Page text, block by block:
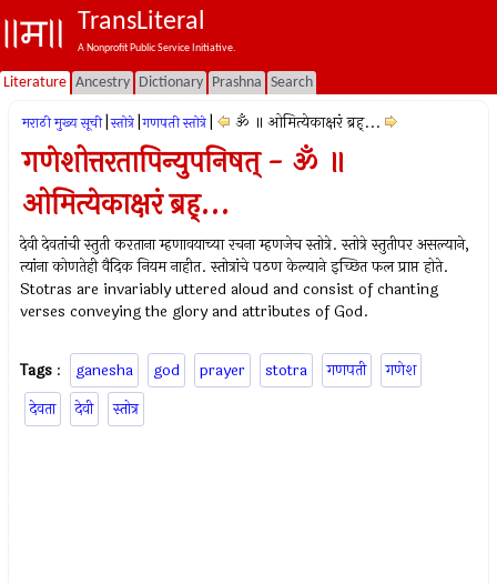
TransLiteral
A Nonprofit Public Service Initiative.
Literature Ancestry Dictionary Prashna Search
मराठी मुख्य सूची स्तोत्रे गणपती स्तोत्रे ॐ ॥ ओमित्येकाक्षरं ब्रह्...
गणेशोत्तरतापिन्युपनिषत् - ॐ ॥
ओमित्येकाक्षरं ब्रह्...
देवी देवतांची स्तुती करताना म्हणावयाच्या रचना म्हणजेच स्तोत्रे. स्तोत्रे स्तुतीपर असल्याने,
त्यांना कोणतेही वैदिक नियम नाहीत. स्तोत्रांचे पठण केल्याने इच्छित फल प्राप्त होते.
Stotras are invariably uttered aloud and consist of chanting
verses conveying the glory and attributes of God.
Tags : ganesha god prayer stotra गणपती
गणेश
देवता
देवी स्तोत्र